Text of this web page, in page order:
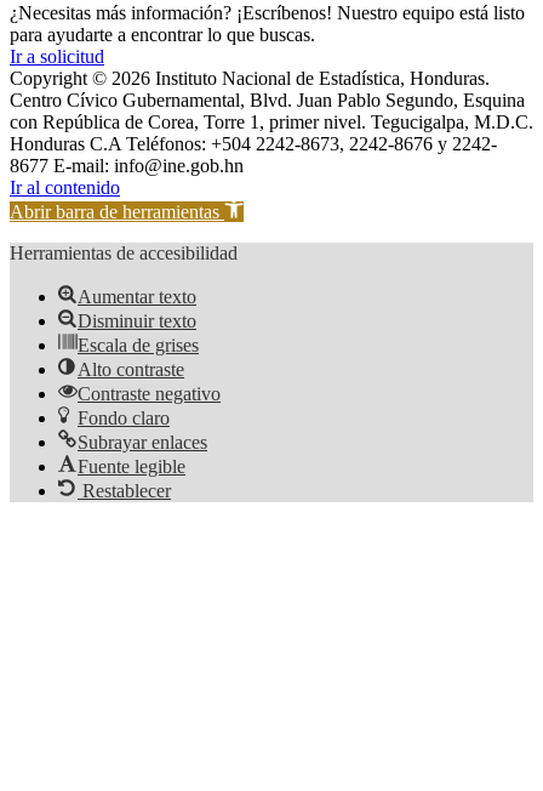
¿Necesitas más información? ¡Escríbenos! Nuestro equipo está listo
para ayudarte a encontrar lo que buscas.
Ir a solicitud
Copyright © 2026 Instituto Nacional de Estadística, Honduras.
Centro Cívico Gubernamental, Blvd. Juan Pablo Segundo, Esquina
con República de Corea, Torre 1, primer nivel. Tegucigalpa, M.D.C.
Honduras C.A Teléfonos: +504 2242-8673, 2242-8676 y 2242-
8677 E-mail: info@ine.gob.hn
Scroll
Up
Ir al contenido
Abrir barra de herramientas
Herramientas de accesibilidad
Aumentar texto
Disminuir texto
Escala de grises
Alto contraste
Contraste negativo
Fondo claro
Subrayar enlaces
Fuente legible
Restablecer